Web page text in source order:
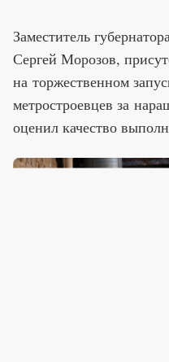
Заместитель
Сергей Морозов,
на торжественном
метростроевцев за
оценил качество